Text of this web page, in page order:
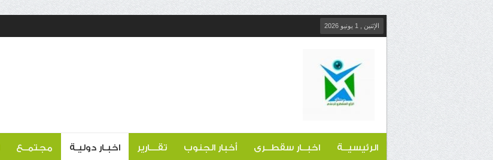
الإثنين , 1 يونيو 2026
الرئيسيــة اخبــار سقطــرى أخبار الجنوب تقـــارير اخبـار دوليـة مجتمــع